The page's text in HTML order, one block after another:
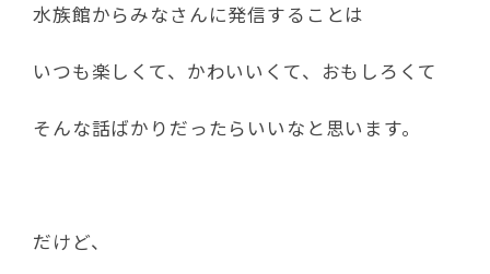
水族館からみなさんに発信することは
いつも楽しくて、かわいいくて、おもしろくて
そんな話ばかりだったらいいなと思います。
だけど、